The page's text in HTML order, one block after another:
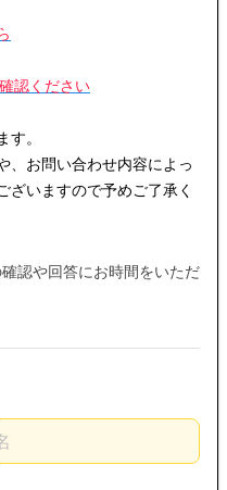
認ください
。
、お問い合わせ内容によっ
いますので予めご了承く
認や回答にお時間をいただ
の名